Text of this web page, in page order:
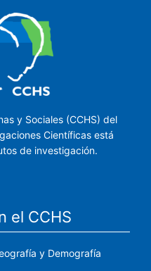
y Sociales (CCHS) del
Científicas está
de investigación.
el CCHS
y Demografía